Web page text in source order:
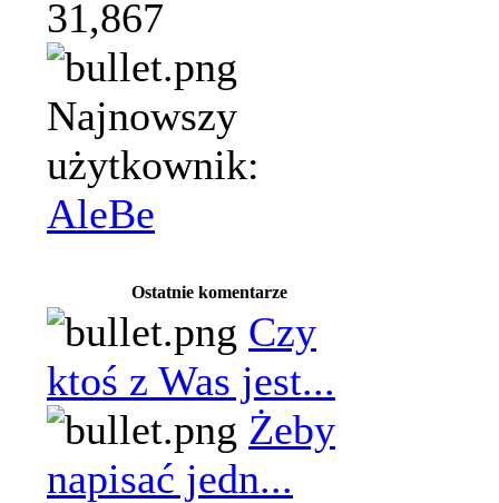
31,867
Najnowszy
użytkownik:
AleBe
Ostatnie komentarze
Czy
ktoś z Was jest...
Żeby
napisać jedn...